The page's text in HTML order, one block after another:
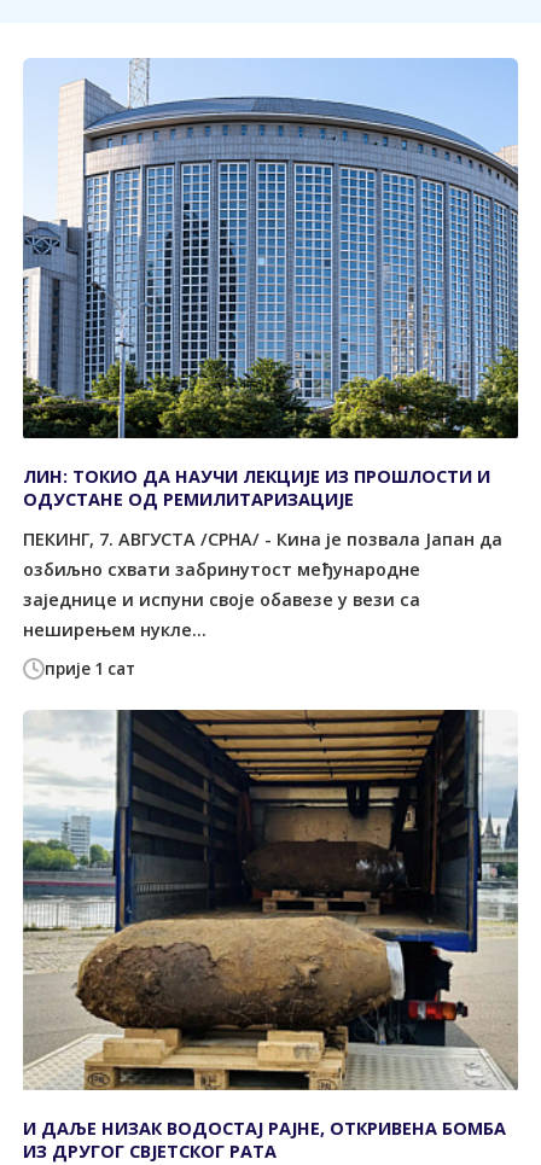
прије 1 сат
ЛИН: ТОКИО ДА НАУЧИ ЛЕКЦИЈЕ ИЗ ПРОШЛОСТИ И
ОДУСТАНЕ ОД РЕМИЛИТАРИЗАЦИЈЕ
ПЕКИНГ, 7. АВГУСТА /СРНА/ - Кина је позвала Јапан да
озбиљно схвати забринутост међународне
заједнице и испуни своје обавезе у вези са
неширењем нукле...
И ДАЉЕ НИЗАК ВОДОСТАЈ РАЈНЕ, ОТКРИВЕНА БОМБА
ИЗ ДРУГОГ СВЈЕТСКОГ РАТА